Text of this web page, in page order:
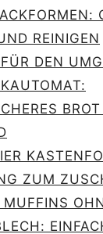
REINIGEN
DEN
ZUM